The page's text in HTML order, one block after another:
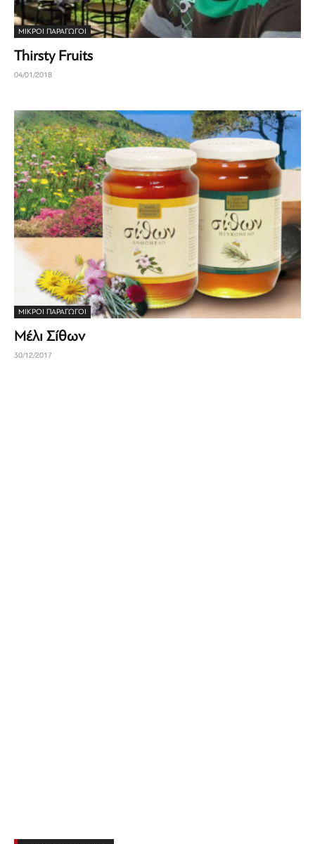
ΜΙΚΡΟΊ ΠΑΡΑΓΩΓΟΊ
Thirsty Fruits
04/01/2018
ΜΙΚΡΟΊ ΠΑΡΑΓΩΓΟΊ
Μέλι Σίθων
30/12/2017